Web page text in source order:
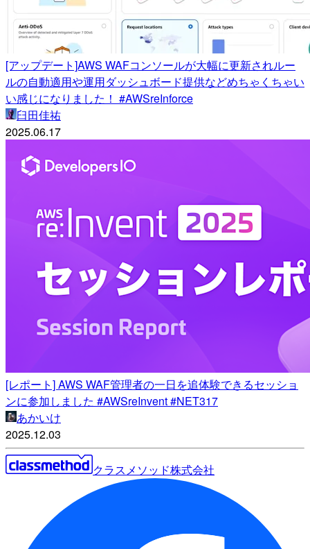
[アップデート]AWS WAFコンソールが大幅に更新されルー
ルの自動適用や運用ダッシュボード提供などめちゃくちゃい
い感じになりました！ #AWSreInforce
臼田佳祐
2025.06.17
[レポート] AWS WAF管理者の一日を追体験できるセッショ
ンに参加しました #AWSreInvent #NET317
あかいけ
2025.12.03
クラスメソッド株式会社